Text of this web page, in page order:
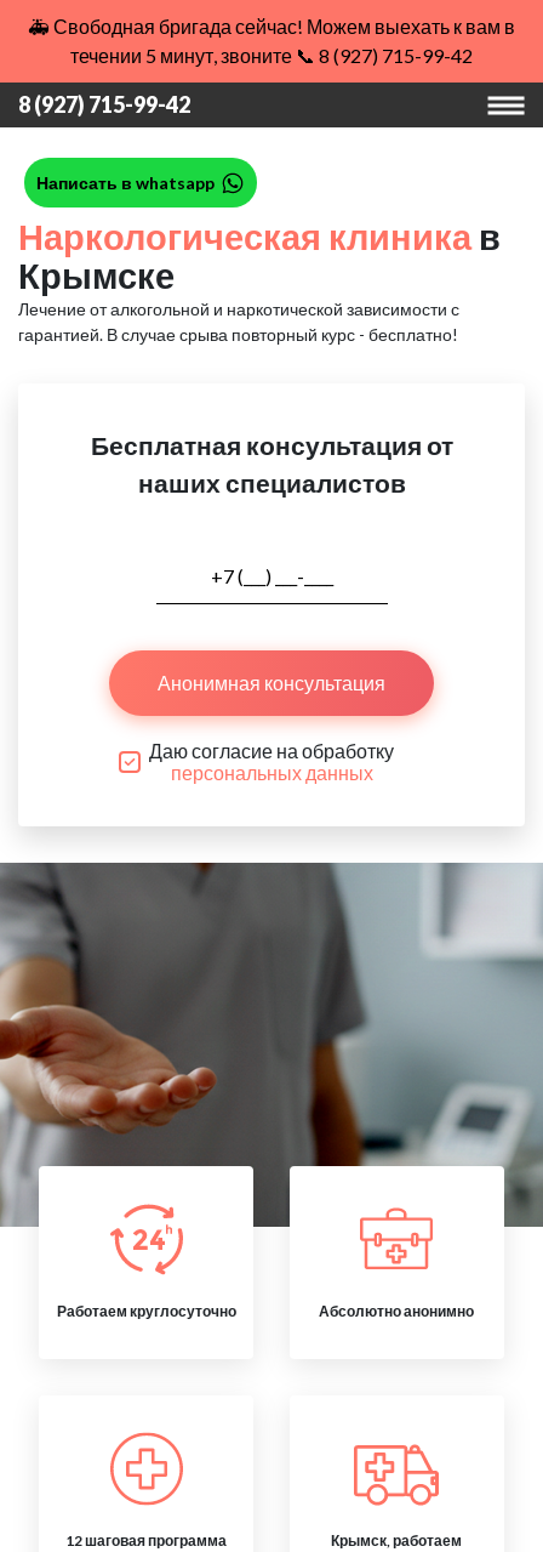
🚑 Свободная бригада сейчас! Можем выехать к вам в
течении 5 минут, звоните 📞 8 (927) 715-99-42
8 (927) 715-99-42
Написать в whatsapp
Наркологическая клиникав
Крымске
Лечение от алкогольной и наркотической зависимости с
гарантией. В случае срыва повторный курс - бесплатно!
Бесплатная консультация от
наших специалистов
Анонимная консультация
Даю согласие на обработку
персональных данных
Работаем круглосуточно Абсолютно анонимно
12 шаговая программа
Крымск, работаем